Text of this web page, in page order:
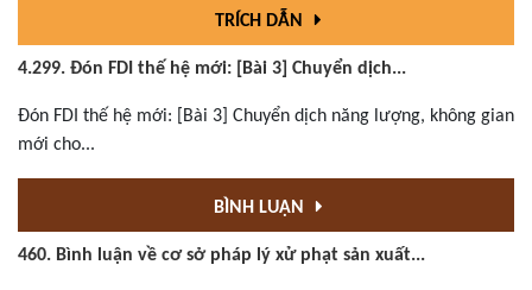
TRÍCH DẪN
4.299. Đón FDI thế hệ mới: [Bài 3] Chuyển dịch...
Đón FDI thế hệ mới: [Bài 3] Chuyển dịch năng lượng, không gian
mới cho...
BÌNH LUẬN
460. Bình luận về cơ sở pháp lý xử phạt sản xuất...